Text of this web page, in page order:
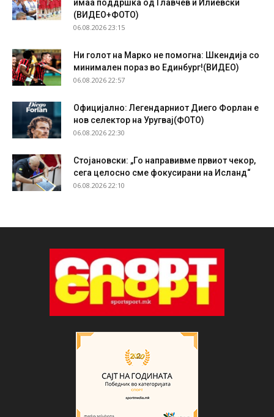
имаа поддршка од Главчев и Илиевски
(ВИДЕО+ФОТО)
06.08.2026 23:15
Ни голот на Марко не помогна: Шкендија со
минимален пораз во Единбург!(ВИДЕО)
06.08.2026 22:57
Официјално: Легендарниот Диего Форлан е
нов селектор на Уругвај(ФОТО)
06.08.2026 22:30
Стојановски: „Го направивме првиот чекор,
сега целосно сме фокусирани на Исланд“
06.08.2026 22:10